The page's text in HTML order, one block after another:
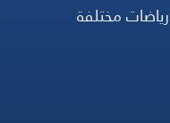
رياضات مختلفة